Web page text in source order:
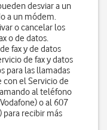
desviar a un
a un módem.
o cancelar los
o de datos.
fax y de datos
de fax y datos
para las llamadas
con el Servicio de
al teléfono
o al 607
para recibir más